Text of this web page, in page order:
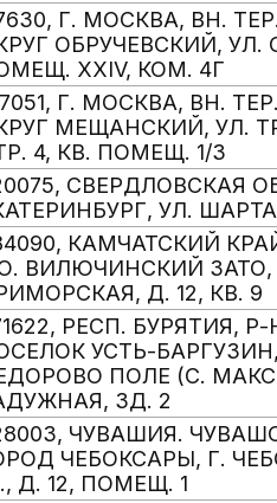
Г. МОСКВА, ВН.
ОБРУЧЕВСКИЙ, УЛ.
XXIV, КОМ. 4Г
Г. МОСКВА, ВН.
МЕЩАНСКИЙ, УЛ.
4, КВ. ПОМЕЩ. 1/3
СВЕРДЛОВСКАЯ
УЛ.
КАМЧАТСКИЙ
ВИЛЮЧИНСКИЙ
Д. 12, КВ. 9
РЕСП. БУРЯТИЯ,
УСТЬ-
ПОЛЕ (С.
ЗД. 2
ЧУВАШИЯ.
ЧЕБОКСАРЫ, Г.
Д. 12, ПОМЕЩ. 1